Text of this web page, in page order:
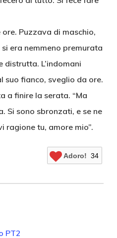
Puzzava di maschio,
era nemmeno premurata
distrutta. L’indomani
suo fianco, sveglio da ore.
a finire la serata. “Ma
Si sono sbronzati, e se ne
ragione tu, amore mio”.
Adoro! 34
PT2